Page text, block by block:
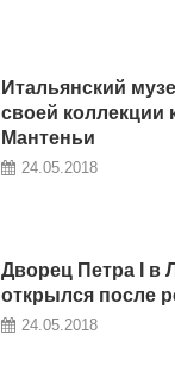
Итальянский
своей коллекции
Мантеньи
24.05.2018
Дворец Петра I в
открылся после
24.05.2018